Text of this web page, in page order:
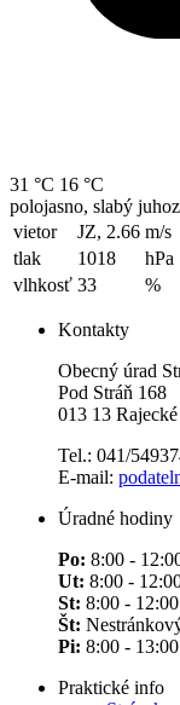
31 °C 16 °C
polojasno, slabý
vietor
JZ, 2.66 m/s
tlak
1018
hPa
vlhkosť 33 %
Kontakty
Obecný úrad
Pod Stráň 168
013 13
Tel.: 041/
E-mail:
Úradné hodiny
Po: 8:00 -
Ut: 8:00 -
St: 8:00 -
Št:
Pi: 8:00 - 13:00
Praktické info